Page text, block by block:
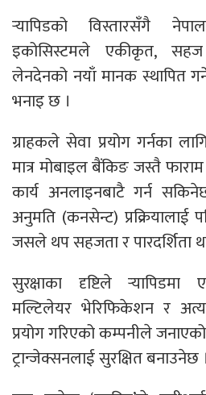
र्‍यापिडको विस्तारसँगै
इकोसिस्टमले एकीकृत,
लेनदेनको नयाँ मानक स्थापित
भनाइ छ ।
ग्राहकले सेवा प्रयोग गर्नका
मात्र मोबाइल बैंकिङ जस्तै
कार्य अनलाइनबाटै गर्न
अनुमति (कनसेन्ट) प्रक्रियालाई
जसले थप सहजता र पारदर्शिता
सुरक्षाका दृष्टिले र्‍यापिडमा
मल्टिलेयर भेरिफिकेशन र
प्रयोग गरिएको कम्पनीले
ट्रान्जेक्सनलाई सुरक्षित बनाउनेछ ।